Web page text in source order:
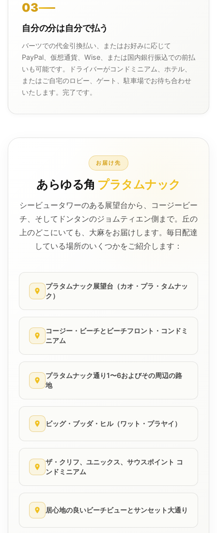
03
自分の分は自分で払う
バーツでの代金引換払い、またはお好みに応じて
PayPal、仮想通貨、Wise、または国内銀行振込での前払
いも可能です。ドライバーがコンドミニアム、ホテル、
またはご自宅のロビー、ゲート、駐車場でお待ち合わせ
いたします。完了です。
お届け先
あらゆる角 プラタムナック
シービュータワーのある展望台から、コージービー
チ、そしてドンタンのジョムティエン側まで。丘の
上のどこにいても、大麻をお届けします。毎日配達
している場所のいくつかをご紹介します：
プラタムナック展望台（カオ・プラ・タムナッ
ク）
コージー・ビーチとビーチフロント・コンドミ
ニアム
プラタムナック通り1〜6およびその周辺の路
地
ビッグ・ブッダ・ヒル（ワット・プラヤイ）
ザ・クリフ、ユニックス、サウスポイント コ
ンドミニアム
居心地の良いビーチビューとサンセット大通り